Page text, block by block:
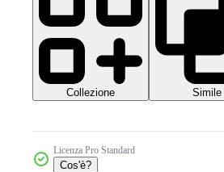
Collezione Simile
Licenza Pro Standard
Cos'è?